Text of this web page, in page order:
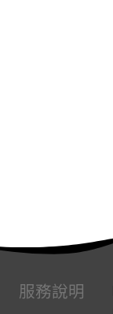
服務說明